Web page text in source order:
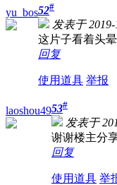
yu_bos52#
发表于 2019-
这片子看着头晕
回复
使用道具 举报
laoshou4953#
发表于
谢谢楼主分
回复
使用道具 举